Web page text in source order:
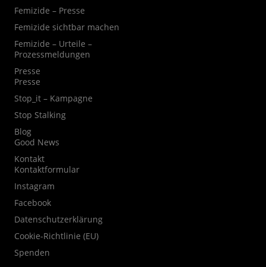
Femizide – Presse
Femizide sichtbar machen
Femizide – Urteile –
Prozessmeldungen
Presse
Presse
Stop_it – Kampagne
Stop Stalking
Blog
Good News
Kontakt
Kontaktformular
Instagram
Facebook
Datenschutzerklärung
Cookie-Richtlinie (EU)
Spenden